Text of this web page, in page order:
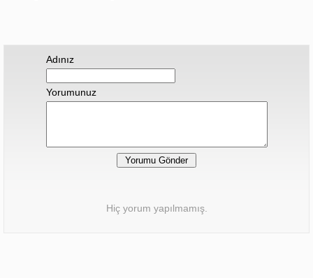
Adınız
Yorumunuz
Hiç yorum yapılmamış.